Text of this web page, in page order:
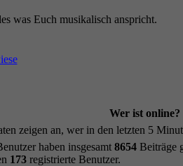
was Euch musikalisch anspricht.
Wer ist online?
zeigen an, wer in den letzten 5
haben insgesamt 8654Beiträge
173registrierte Benutzer.